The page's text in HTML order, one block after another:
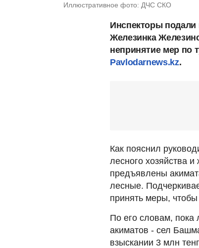
Иллюстративное фото: ДЧС СКО
Инспекторы подали
Железинка
непринятие мер по
Pavlodarnews.kz.
Как пояснил
лесного хозяйства
предъявлены
лесные.
принять меры,
По его словам, пока
акиматов - сел
взыскании 3 млн